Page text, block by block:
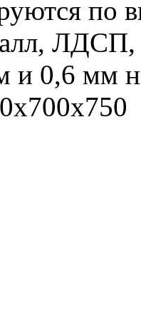
по
и 0,6 мм